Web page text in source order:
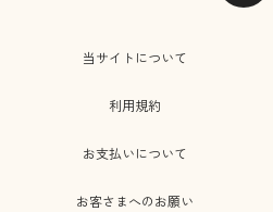
当サイトについて
利用規約
お支払いについて
お客さまへのお願い